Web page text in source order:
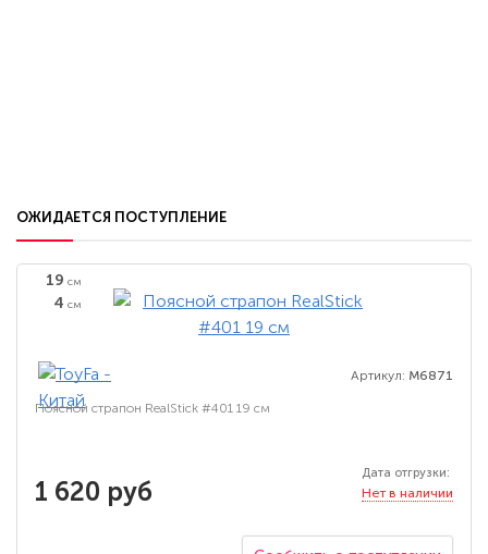
ОЖИДАЕТСЯ ПОСТУПЛЕНИЕ
19 см
4 см
Артикул: M6871
Поясной страпон RealStick #401 19 см
1 620 руб
Дата отгрузки:
Нет в наличии